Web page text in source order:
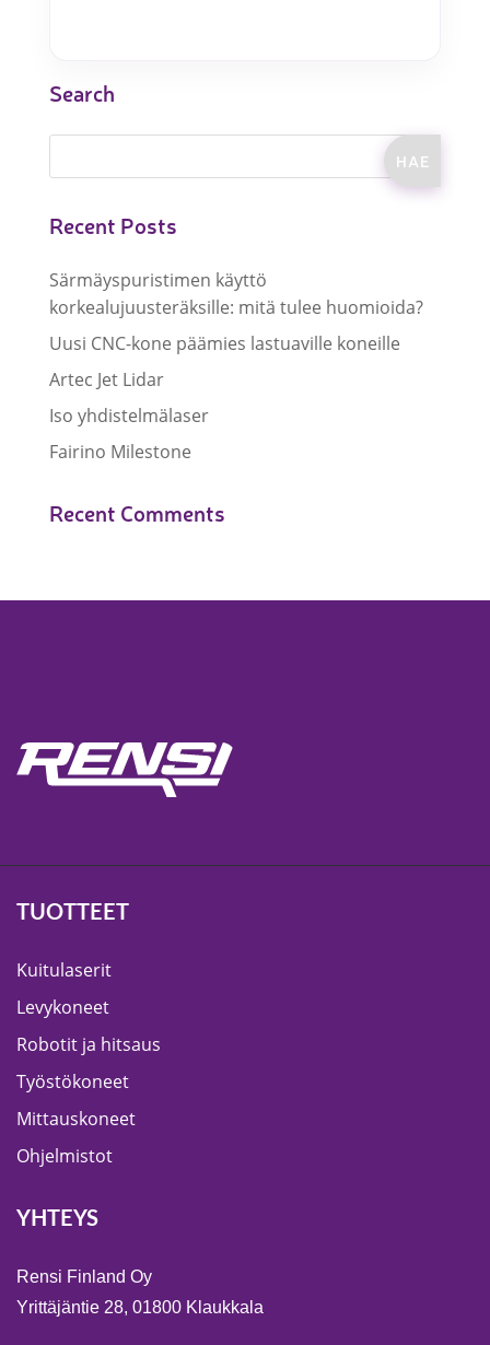
Search
Recent Posts
Särmäyspuristimen käyttö
korkealujuusteräksille: mitä tulee huomioida?
Uusi CNC-kone päämies lastuaville koneille
Artec Jet Lidar
Iso yhdistelmälaser
Fairino Milestone
Recent Comments
TUOTTEET
Kuitulaserit
Levykoneet
Robotit ja hitsaus
Työstökoneet
Mittauskoneet
Ohjelmistot
YHTEYS
Rensi Finland Oy
Yrittäjäntie 28, 01800 Klaukkala